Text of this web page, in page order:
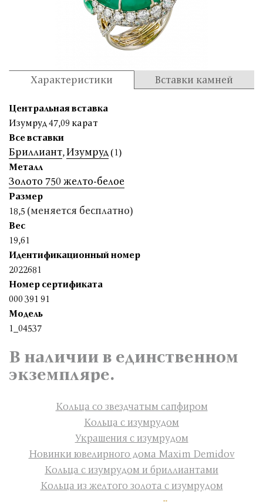
Характеристики Вставки камней
Центральная вставка
Изумруд 47,09 карат
Все вставки
Бриллиант,Изумруд (1)
Металл
Золото 750 желто-белое
Размер
18,5 (меняется бесплатно)
Вес
19,61
Идентификационный номер
2022681
Номер сертификата
000 391 91
Модель
1_04537
В наличии в единственном
экземпляре.
Кольца со звездчатым сапфиром
Кольца с изумрудом
Украшения с изумрудом
Новинки ювелирного дома Maxim Demidov
Кольца с изумрудом и бриллиантами
Кольца из желтого золота с изумрудом